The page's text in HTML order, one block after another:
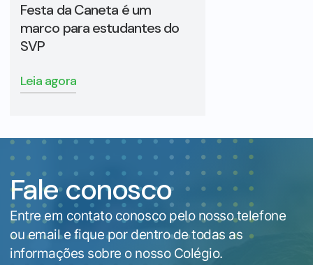
Festa da Caneta é um
marco para estudantes do
SVP
Leia agora
Fale conosco
Entre em contato conosco pelo nosso telefone
ou email e fique por dentro de todas as
informações sobre o nosso Colégio.